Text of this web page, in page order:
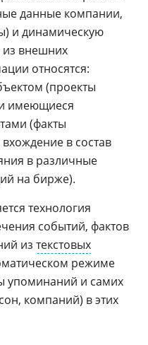
данные компании,
и динамическую
внешних
относятся:
(проекты
имеющиеся
(факты
в состав
в различные
на бирже).
технология
событий, фактов
из текстовых
режиме
упоминаний и самих
компаний) в этих